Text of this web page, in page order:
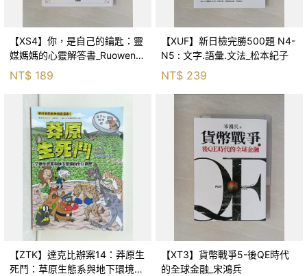
【XS4】你，是自己的鑰匙：靈
媒媽媽的心靈解答書_Ruowen
Huang
NT$ 189
【XUF】新日檢完勝500題 N4-
N5 : 文字.語彙.文法_松本紀子
NT$ 239
【ZTK】達克比辦案14：莽原生
死鬥：草原生態系與地下環境的
【XT3】貨幣戰爭5-後QE時代
的全球金融_宋鴻兵